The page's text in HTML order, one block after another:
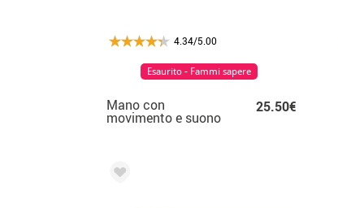
4.34/5.00
Mano con
movimento e suono
25.50€
Esaurito - Fammi sapere